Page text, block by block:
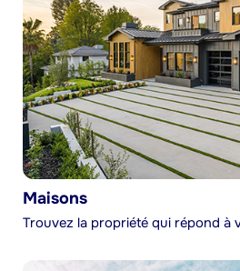
Maisons
Trouvez la propriété qui répond à